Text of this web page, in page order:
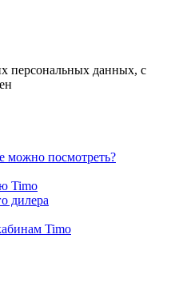
персональных данных, с
можно посмотреть?
Timo
дилера
Timo